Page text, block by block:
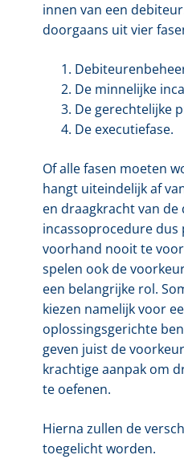
innen van een
doorgaans uit vier
De minnelijke
De gerechtelijke
De executiefase.
Of alle fasen moeten
hangt uiteindelijk af
en draagkracht van de
incassoprocedure dus
voorhand nooit te
spelen ook de
een belangrijke rol.
kiezen namelijk voor
oplossingsgerichte
geven juist de
krachtige aanpak om
te oefenen.
Hierna zullen de
toegelicht worden.